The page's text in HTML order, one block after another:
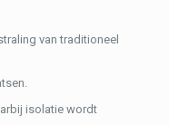
van traditioneel
isolatie wordt